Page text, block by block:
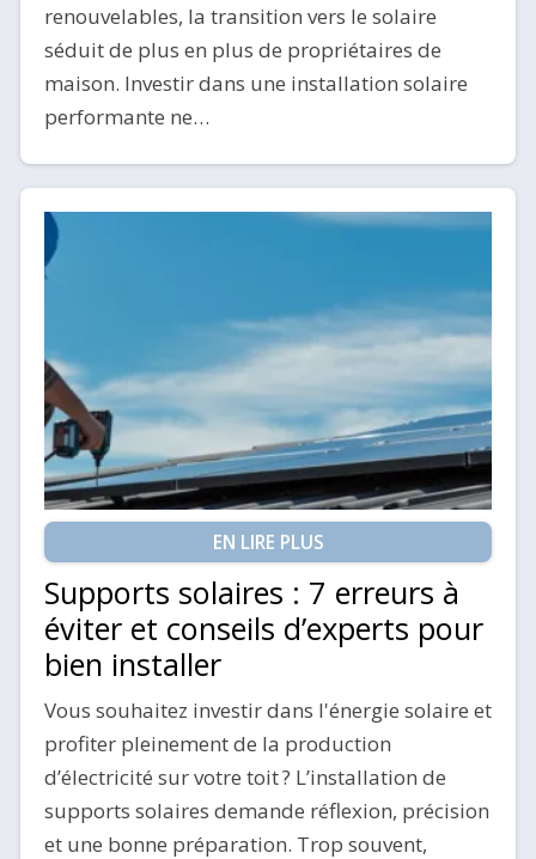
renouvelables, la transition vers le solaire
séduit de plus en plus de propriétaires de
maison. Investir dans une installation solaire
performante ne…
EN LIRE PLUS
Supports solaires : 7 erreurs à
éviter et conseils d’experts pour
bien installer
Vous souhaitez investir dans l'énergie solaire et
profiter pleinement de la production
d’électricité sur votre toit ? L’installation de
supports solaires demande réflexion, précision
et une bonne préparation. Trop souvent,